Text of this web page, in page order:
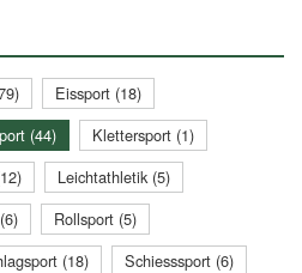
Eissport (18)
(44)
Klettersport (1)
Leichtathletik (5)
Rollsport (5)
(18)
Schiesssport (6)